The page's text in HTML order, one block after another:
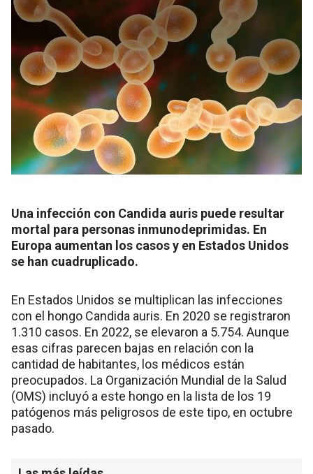
Una infección con Candida auris puede resultar
mortal para personas inmunodeprimidas. En
Europa aumentan los casos y en Estados Unidos
se han cuadruplicado.
En Estados Unidos se multiplican las infecciones
con el hongo Candida auris. En 2020 se registraron
1.310 casos. En 2022, se elevaron a 5.754. Aunque
esas cifras parecen bajas en relación con la
cantidad de habitantes, los médicos están
preocupados. La Organización Mundial de la Salud
(OMS) incluyó a este hongo en la lista de los 19
patógenos más peligrosos de este tipo, en octubre
pasado.